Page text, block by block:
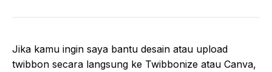
Jika kamu ingin saya bantu desain atau upload
twibbon secara langsung ke Twibbonize atau Canva,